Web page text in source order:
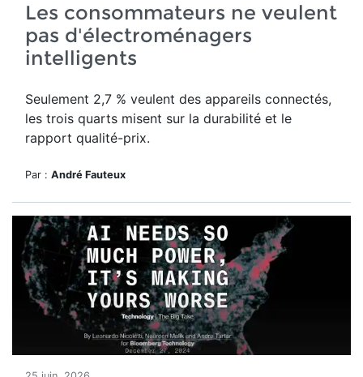
Les consommateurs ne veulent
pas d'électroménagers
intelligents
Seulement 2,7 % veulent des appareils connectés,
les trois quarts misent sur la durabilité et le
rapport qualité-prix.
Par : André Fauteux